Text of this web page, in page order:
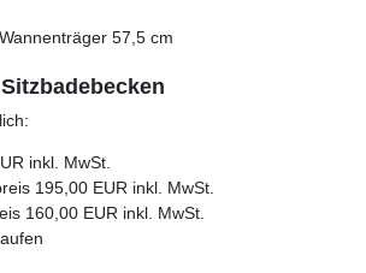
57,5 cm
inkl. MwSt.
195,00 EUR inkl. MwSt.
160,00 EUR inkl. MwSt.